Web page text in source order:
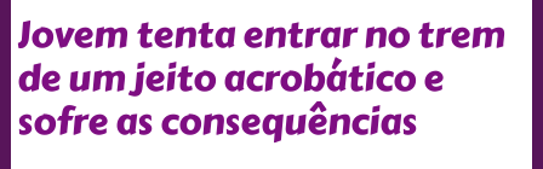
Jovem tenta entrar no trem
de um jeito acrobático e
sofre as consequências